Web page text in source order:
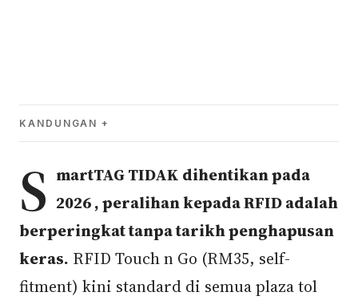
KANDUNGAN
S martTAG TIDAK dihentikan pada
2026 , peralihan kepada RFID adalah
berperingkat tanpa tarikh penghapusan
keras. RFID Touch n Go (RM35, self-
fitment) kini standard di semua plaza tol